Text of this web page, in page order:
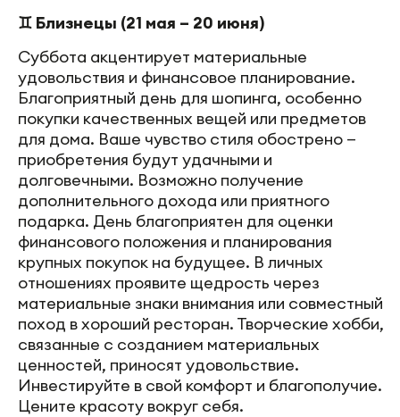
♊ Близнецы (21 мая – 20 июня)
Суббота акцентирует материальные
удовольствия и финансовое планирование.
Благоприятный день для шопинга, особенно
покупки качественных вещей или предметов
для дома. Ваше чувство стиля обострено —
приобретения будут удачными и
долговечными. Возможно получение
дополнительного дохода или приятного
подарка. День благоприятен для оценки
финансового положения и планирования
крупных покупок на будущее. В личных
отношениях проявите щедрость через
материальные знаки внимания или совместный
поход в хороший ресторан. Творческие хобби,
связанные с созданием материальных
ценностей, приносят удовольствие.
Инвестируйте в свой комфорт и благополучие.
Цените красоту вокруг себя.